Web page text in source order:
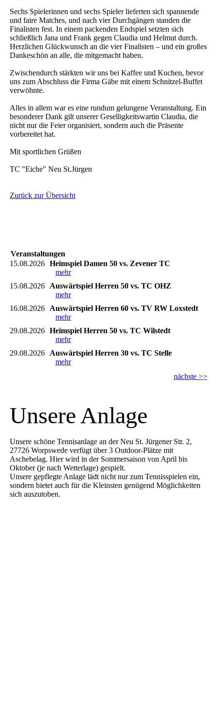
Sechs Spielerinnen und sechs Spieler lieferten sich spannende
und faire Matches, und nach vier Durchgängen standen die
Finalisten fest. In einem packenden Endspiel setzten sich
schließlich Jana und Frank gegen Claudia und Helmut durch.
Herzlichen Glückwunsch an die vier Finalisten – und ein großes
Dankeschön an alle, die mitgemacht haben.
Zwischendurch stärkten wir uns bei Kaffee und Kuchen, bevor
uns zum Abschluss die Firma Gäbe mit einem Schnitzel-Buffet
verwöhnte.
Alles in allem war es eine rundum gelungene Veranstaltung. Ein
besonderer Dank gilt unserer Geselligkeitswartin Claudia, die
nicht nur die Feier organisiert, sondern auch die Präsente
vorbereitet hat.
Mit sportlichen Grüßen
TC "Eiche" Neu St.Jürgen
Zurück zur Übersicht
Veranstaltungen
15.08.2026 Heimspiel Damen 50 vs. Zevener TC
mehr
15.08.2026
Auswärtspiel Herren 50 vs. TC OHZ
mehr
16.08.2026
Auswärtspiel Herren 60 vs. TV RW Loxstedt
mehr
29.08.2026 Heimspiel Herren 50 vs. TC Wilstedt
mehr
29.08.2026
Auswärtspiel Herren 30 vs. TC Stelle
mehr
nächste >>
Unsere Anlage
Unsere schöne Tennisanlage an der Neu St. Jürgener Str. 2,
27726 Worpswede verfügt über 3 Outdoor-Plätze mit
Aschebelag. Hier wird in der Sommersaison von April bis
Oktober (je nach Wetterlage) gespielt.
Unsere gepflegte Anlage lädt nicht nur zum Tennisspielen ein,
sondern bietet auch für die Kleinsten genügend Möglichkeiten
sich auszutoben.